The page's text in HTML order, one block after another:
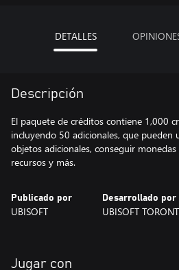
DETALLES
Descripción
El paquete de créditos contiene 1,000
incluyendo 50 adicionales, que pueden
objetos adicionales, conseguir
recursos y más.
Publicado por
UBISOFT
Desarrollado por
UBISOFT
Jugar con